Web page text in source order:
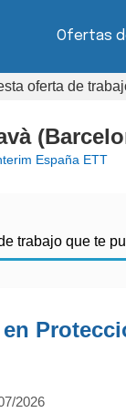
Ofertas
oferta de
España ETT
trabajo que te
2026